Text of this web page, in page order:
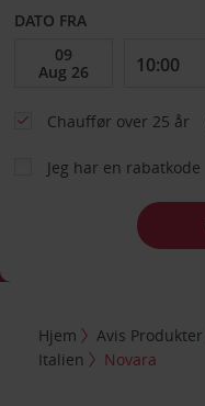
DATO FRA
Chauffør over 25 år
Jeg har en rabatkode
Hjem Avis Produkter
Italien
Novara